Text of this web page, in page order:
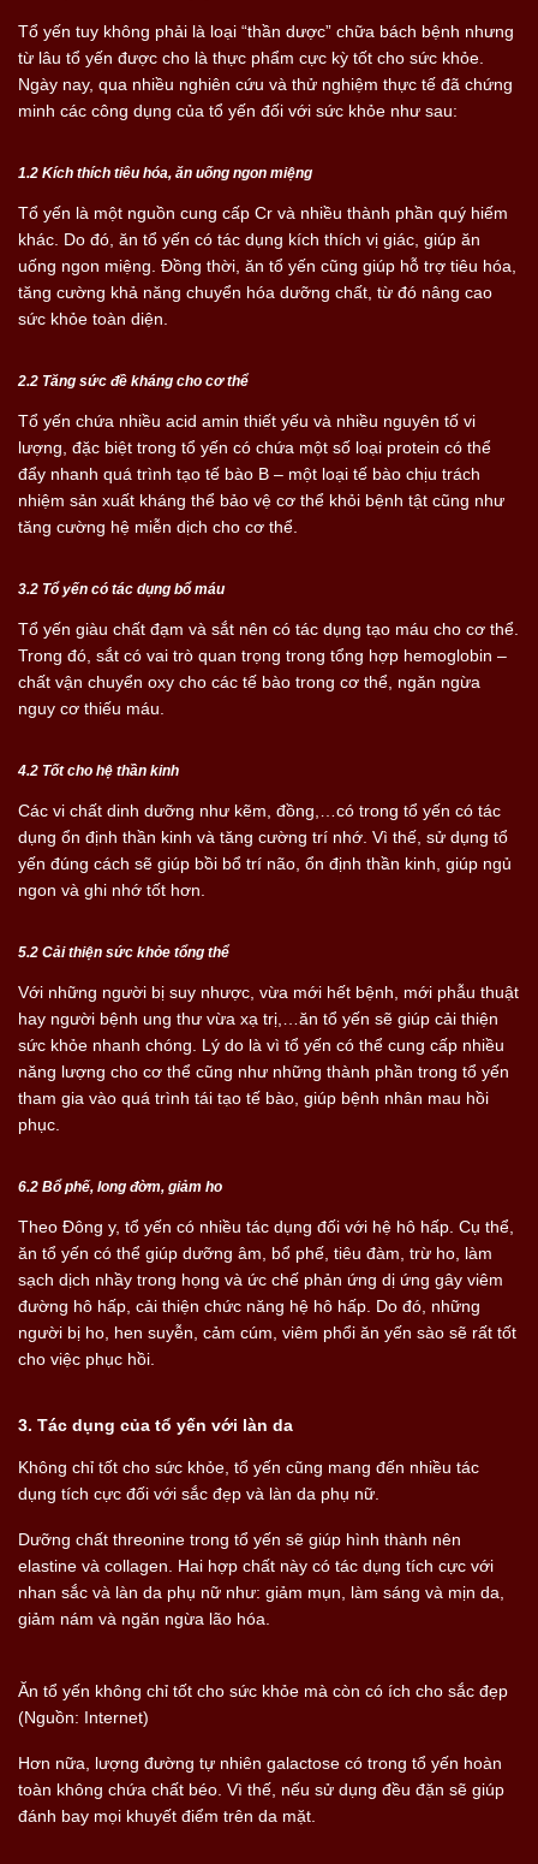
Tổ yến tuy không phải là loại “thần dược” chữa bách bệnh nhưng
từ lâu tổ yến được cho là thực phẩm cực kỳ tốt cho sức khỏe.
Ngày nay, qua nhiều nghiên cứu và thử nghiệm thực tế đã chứng
minh các công dụng của tổ yến đối với sức khỏe như sau:
1.2 Kích thích tiêu hóa, ăn uống ngon miệng
Tổ yến là một nguồn cung cấp Cr và nhiều thành phần quý hiếm
khác. Do đó, ăn tổ yến có tác dụng kích thích vị giác, giúp ăn
uống ngon miệng. Đồng thời, ăn tổ yến cũng giúp hỗ trợ tiêu hóa,
tăng cường khả năng chuyển hóa dưỡng chất, từ đó nâng cao
sức khỏe toàn diện.
2.2 Tăng sức đề kháng cho cơ thể
Tổ yến chứa nhiều acid amin thiết yếu và nhiều nguyên tố vi
lượng, đặc biệt trong tổ yến có chứa một số loại protein có thể
đẩy nhanh quá trình tạo tế bào B – một loại tế bào chịu trách
nhiệm sản xuất kháng thể bảo vệ cơ thể khỏi bệnh tật cũng như
tăng cường hệ miễn dịch cho cơ thể.
3.2 Tổ yến có tác dụng bổ máu
Tổ yến giàu chất đạm và sắt nên có tác dụng tạo máu cho cơ thể.
Trong đó, sắt có vai trò quan trọng trong tổng hợp hemoglobin –
chất vận chuyển oxy cho các tế bào trong cơ thể, ngăn ngừa
nguy cơ thiếu máu.
4.2 Tốt cho hệ thần kinh
Các vi chất dinh dưỡng như kẽm, đồng,…có trong tổ yến có tác
dụng ổn định thần kinh và tăng cường trí nhớ. Vì thế, sử dụng tổ
yến đúng cách sẽ giúp bồi bổ trí não, ổn định thần kinh, giúp ngủ
ngon và ghi nhớ tốt hơn.
5.2 Cải thiện sức khỏe tổng thể
Với những người bị suy nhược, vừa mới hết bệnh, mới phẫu thuật
hay người bệnh ung thư vừa xạ trị,…ăn tổ yến sẽ giúp cải thiện
sức khỏe nhanh chóng. Lý do là vì tổ yến có thể cung cấp nhiều
năng lượng cho cơ thể cũng như những thành phần trong tổ yến
tham gia vào quá trình tái tạo tế bào, giúp bệnh nhân mau hồi
phục.
6.2 Bổ phế, long đờm, giảm ho
Theo Đông y, tổ yến có nhiều tác dụng đối với hệ hô hấp. Cụ thể,
ăn tổ yến có thể giúp dưỡng âm, bổ phế, tiêu đàm, trừ ho, làm
sạch dịch nhầy trong họng và ức chế phản ứng dị ứng gây viêm
đường hô hấp, cải thiện chức năng hệ hô hấp. Do đó, những
người bị ho, hen suyễn, cảm cúm, viêm phổi ăn yến sào sẽ rất tốt
cho việc phục hồi.
3. Tác dụng của tổ yến với làn da
Không chỉ tốt cho sức khỏe, tổ yến cũng mang đến nhiều tác
dụng tích cực đối với sắc đẹp và làn da phụ nữ.
Dưỡng chất threonine trong tổ yến sẽ giúp hình thành nên
elastine và collagen. Hai hợp chất này có tác dụng tích cực với
nhan sắc và làn da phụ nữ như: giảm mụn, làm sáng và mịn da,
giảm nám và ngăn ngừa lão hóa.
Ăn tổ yến không chỉ tốt cho sức khỏe mà còn có ích cho sắc đẹp
(Nguồn: Internet)
Hơn nữa, lượng đường tự nhiên galactose có trong tổ yến hoàn
toàn không chứa chất béo. Vì thế, nếu sử dụng đều đặn sẽ giúp
đánh bay mọi khuyết điểm trên da mặt.